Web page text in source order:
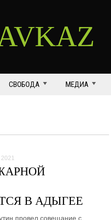
СВОБОДА МЕДИА
2021
В АДЫГЕЕ
провел совещание с